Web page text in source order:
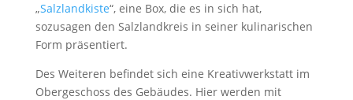
„Salzlandkiste“, eine Box, die es in sich hat,
sozusagen den Salzlandkreis in seiner kulinarischen
Form präsentiert.
Des Weiteren befindet sich eine Kreativwerkstatt im
Obergeschoss des Gebäudes. Hier werden mit